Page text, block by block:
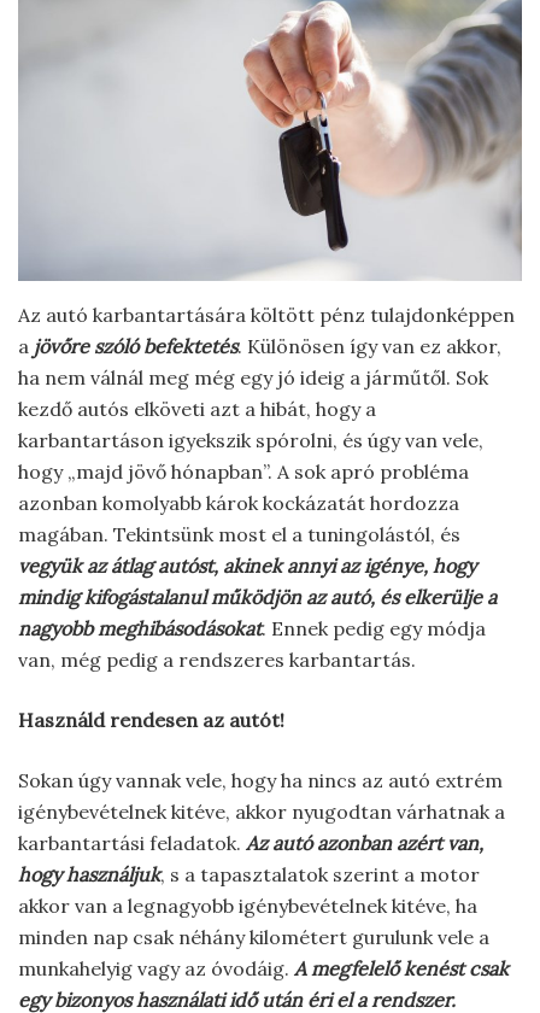
Az autó karbantartására költött pénz tulajdonképpen
a jövőre szóló befektetés. Különösen így van ez akkor,
ha nem válnál meg még egy jó ideig a járműtől. Sok
kezdő autós elköveti azt a hibát, hogy a
karbantartáson igyekszik spórolni, és úgy van vele,
hogy „majd jövő hónapban”. A sok apró probléma
azonban komolyabb károk kockázatát hordozza
magában. Tekintsünk most el a tuningolástól, és
vegyük az átlag autóst, akinek annyi az igénye, hogy
mindig kifogástalanul működjön az autó, és elkerülje a
nagyobb meghibásodásokat. Ennek pedig egy módja
van, még pedig a rendszeres karbantartás.
Használd rendesen az autót!
Sokan úgy vannak vele, hogy ha nincs az autó extrém
igénybevételnek kitéve, akkor nyugodtan várhatnak a
karbantartási feladatok. Az autó azonban azért van,
hogy használjuk, s a tapasztalatok szerint a motor
akkor van a legnagyobb igénybevételnek kitéve, ha
minden nap csak néhány kilométert gurulunk vele a
munkahelyig vagy az óvodáig. A megfelelő kenést csak
egy bizonyos használati idő után éri el a rendszer.